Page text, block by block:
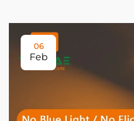
06
Feb